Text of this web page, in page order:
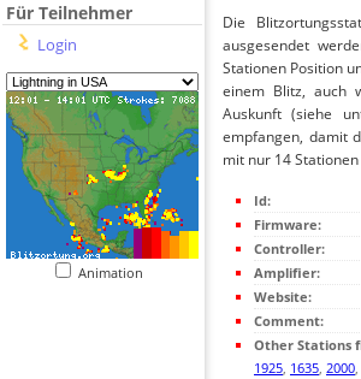
Für Teilnehmer
Login
Animation
Die
ausgesendet
Stationen Position
einem Blitz, auch
Auskunft (siehe
empfangen, damit
mit nur 14
Id:
Firmware:
Controller:
Amplifier:
Website:
Comment:
Other Stations
1925, 1635, 2000,